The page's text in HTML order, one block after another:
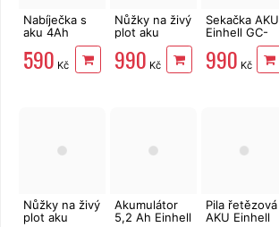
Nabíječka s
aku 4Ah
Change 18 V
Starter Kit
590 Kč
Nůžky na živý
plot aku
Einhell GC-
CH 18/40 Li
Solo X-
990 Kč
Sekačka AKU
Einhell GC-
CT 18/24 Li-
Solo X-
Change
990 Kč
Nůžky na živý
plot aku
Akumulátor
5,2 Ah Einhell
Pila řetězová
AKU Einhell